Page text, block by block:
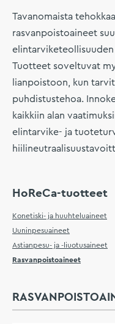
Tavanomaista
rasvanpoistoaineet
Tuotteet soveltuvat
lianpoistoon, kun
puhdistustehoa.
kaikkiin alan
elintarvike- ja
HoReCa-tuotteet
Konetiski- ja huuhteluaineet
Uuninpesuaineet
Astianpesu- ja -liuotusaineet
Rasvanpoistoaineet